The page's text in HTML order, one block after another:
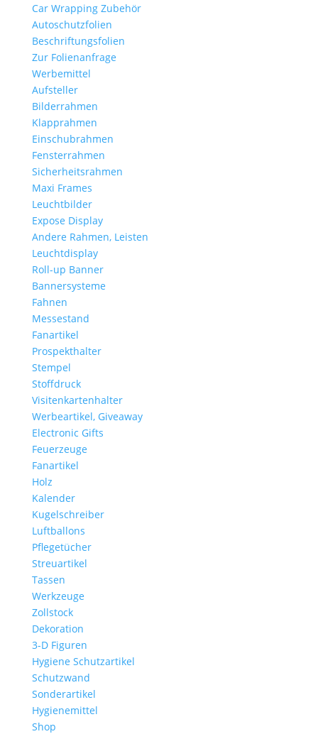
Car Wrapping Zubehör
Autoschutzfolien
Beschriftungsfolien
Zur Folienanfrage
Werbemittel
Aufsteller
Bilderrahmen
Klapprahmen
Einschubrahmen
Fensterrahmen
Sicherheitsrahmen
Maxi Frames
Leuchtbilder
Expose Display
Andere Rahmen, Leisten
Leuchtdisplay
Roll-up Banner
Bannersysteme
Fahnen
Messestand
Fanartikel
Prospekthalter
Stempel
Stoffdruck
Visitenkartenhalter
Werbeartikel, Giveaway
Electronic Gifts
Feuerzeuge
Fanartikel
Holz
Kalender
Kugelschreiber
Luftballons
Pflegetücher
Streuartikel
Tassen
Werkzeuge
Zollstock
Dekoration
3-D Figuren
Hygiene Schutzartikel
Schutzwand
Sonderartikel
Hygienemittel
Shop